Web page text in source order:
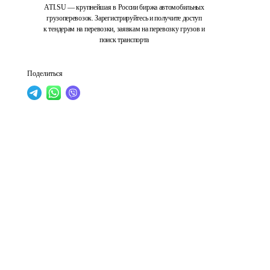
ATI.SU — крупнейшая в России биржа автомобильных
грузоперевозок. Зарегистрируйтесь и получите доступ
к тендерам на перевозки, заявкам на перевозку грузов и
поиск транспорта
Поделиться